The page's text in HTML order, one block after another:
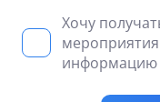
Хочу
информацию